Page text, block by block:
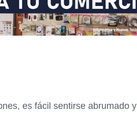
es fácil sentirse abrumado y